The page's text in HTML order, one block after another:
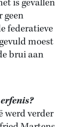
is gevallen
geen
federatieve
moest
brui aan
werd verder